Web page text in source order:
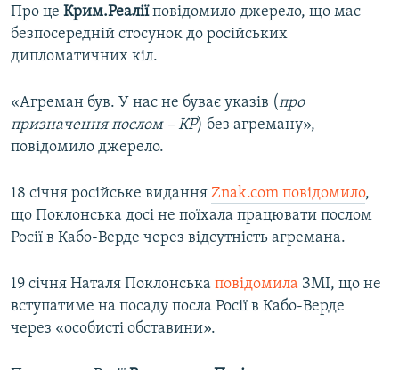
Про це Крим.Реаліїповідомило джерело, що має
безпосередній стосунок до російських
дипломатичних кіл.
«Агреман був. У нас не буває указів (про
призначення послом – КР) без агреману», –
повідомило джерело.
18 січня російське видання Znak.com повідомило,
що Поклонська досі не поїхала працювати послом
Росії в Кабо-Верде через відсутність агремана.
19 січня Наталя Поклонська повідомила ЗМІ, що не
вступатиме на посаду посла Росії в Кабо-Верде
через «особисті обставини».